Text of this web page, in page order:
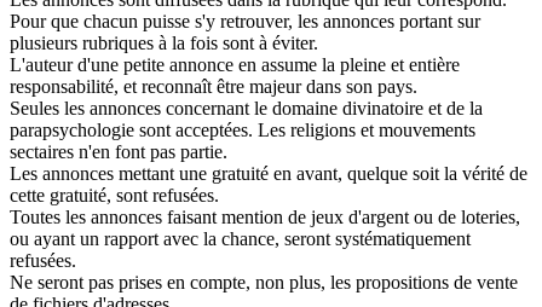
Pour que chacun puisse s'y retrouver, les annonces portant sur
plusieurs rubriques à la fois sont à éviter.
L'auteur d'une petite annonce en assume la pleine et entière
responsabilité, et reconnaît être majeur dans son pays.
Seules les annonces concernant le domaine divinatoire et de la
parapsychologie sont acceptées. Les religions et mouvements
sectaires n'en font pas partie.
Les annonces mettant une gratuité en avant, quelque soit la vérité de
cette gratuité, sont refusées.
Toutes les annonces faisant mention de jeux d'argent ou de loteries,
ou ayant un rapport avec la chance, seront systématiquement
refusées.
Ne seront pas prises en compte, non plus, les propositions de vente